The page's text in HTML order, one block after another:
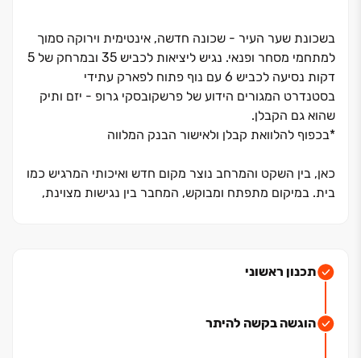
בשכונת שער העיר - שכונה חדשה, אינטימית וירוקה סמוך
למתחמי מסחר ופנאי. נגיש ליציאות לכביש 35 ובמרחק של 5
דקות נסיעה לכביש 6 עם נוף פתוח לפארק עתידי
בסטנדרט המגורים הידוע של פרשקובסקי גרופ - יזם ותיק
שהוא גם הקבלן.
*בכפוף להלוואת קבלן ולאישור הבנק המלווה
כאן, בין השקט והמרחב נוצר מקום חדש ואיכותי המרגיש כמו
בית. במיקום מתפתח ומבוקש, המחבר בין נגישות מצוינת,
היתר! פרויקט בוטיק חדש הנבנה בשכונת שער העיר,
ופסטורלי.
תכנון ראשוני
הוגשה בקשה להיתר